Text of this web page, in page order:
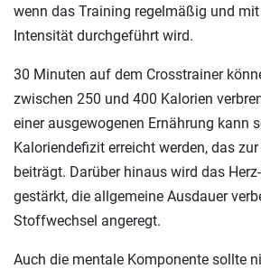
wenn das Training regelmäßig und
Intensität durchgeführt wird.
30 Minuten auf dem Crosstrainer
zwischen 250 und 400 Kalorien
einer ausgewogenen Ernährung kann
Kaloriendefizit erreicht werden, das
beiträgt. Darüber hinaus wird das
gestärkt, die allgemeine Ausdauer
Stoffwechsel angeregt.
Auch die mentale Komponente sollte